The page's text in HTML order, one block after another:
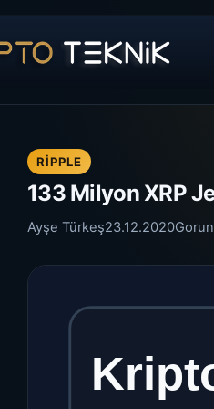
RIPPLE
133 Milyon XRP
Ayşe Türkeş23.12.2020